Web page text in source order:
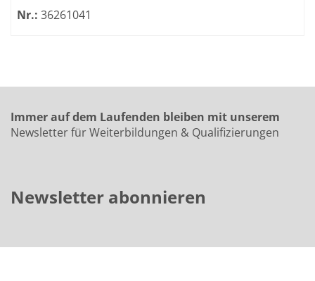
Nr.: 36261041
Immer auf dem Laufenden bleiben mit unserem
Newsletter für Weiterbildungen & Qualifizierungen
Newsletter abonnieren